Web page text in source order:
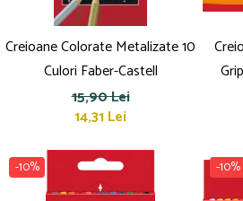
Creioane Colorate Metalizate 10
Culori Faber-Castell
15,90 Lei
14,31 Lei
-10% -10%